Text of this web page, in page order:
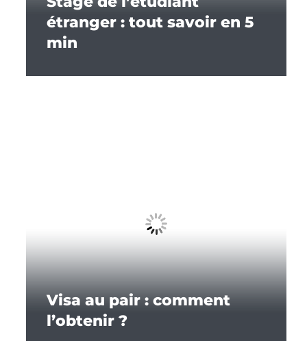
étranger : tout savoir en 5
min
Visa au pair : comment
l’obtenir ?